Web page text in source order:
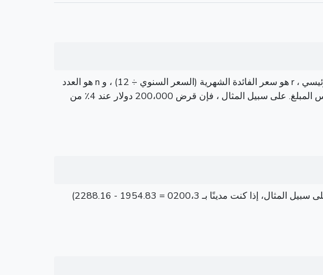
هذه الصيغة القياسية للتسديد تقوم بحساب الدفع الشهري الثابت (م) اللازم لسداد القرض. p هو مبلغ القرض الرئيسي ، r هو سعر الفائدة الشهرية (السعر السنوي ÷ 12) ، و n هو العدد
الإجمالي للدفعات. هذا النموذج يضمن السداد الكامل للقرض من خلال الدفع النهائي ، مع كل دفع هو بالضبط نفس المبلغ. على سبيل المثال ، فإن قرض 200،000 دولار عند 4٪ من
لتحديد مقدار الدفع المحدد الذي يذهب إلى الفائدة، قم بمضاعفة رصيدك الجاري الحالي بمعدل الفائد الشهري.على سبيل المثال، إذا كنت مدينًا بـ 0200،3 = 1954.83 - 2288.16)